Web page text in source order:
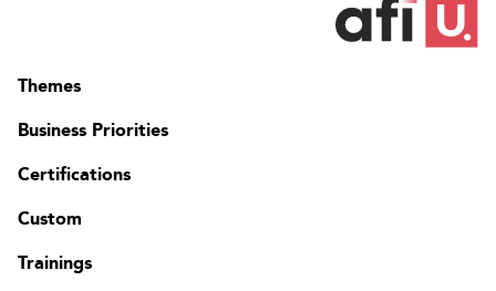
Themes
Business Priorities
Certifications
Custom
Trainings